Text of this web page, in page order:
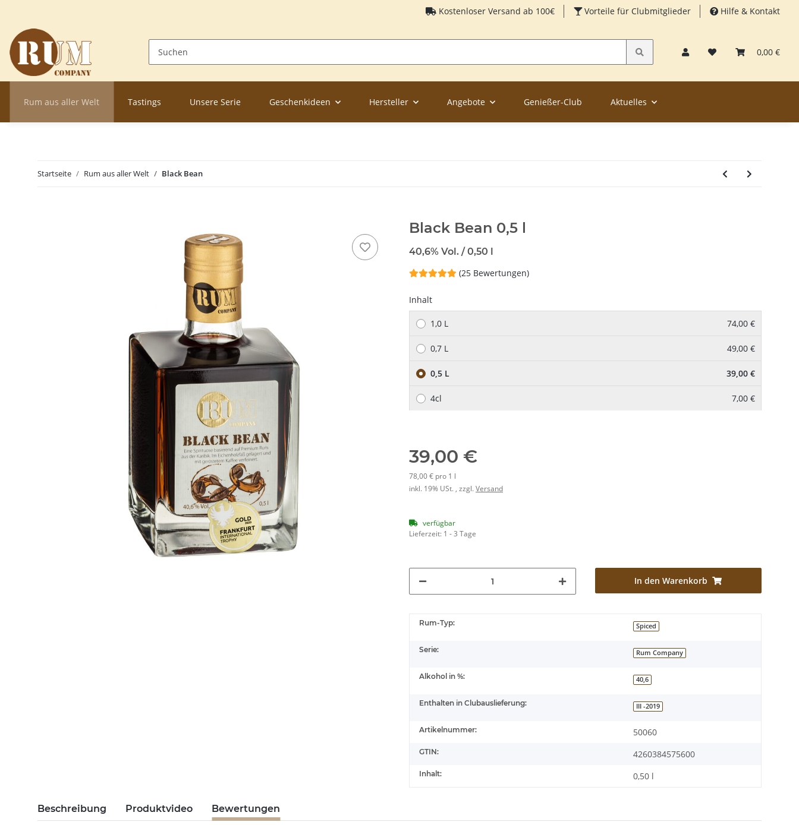
Kostenloser Versand ab 100€ Vorteile für Clubmitglieder Hilfe & Kontakt
0,00 €
Rum aus aller Welt Tastings Unsere Serie Geschenkideen Hersteller Angebote Genießer-Club Aktuelles
Startseite Rum aus aller Welt Black Bean
Black Bean 0,5 l
40,6% Vol. / 0,50 l
(25 Bewertungen)
Inhalt
1,0 L 74,00 €
0,7 L 49,00 €
0,5 L 39,00 €
4cl 7,00 €
39,00 €
78,00 € pro 1 l
inkl. 19% USt. , zzgl.Versand
verfügbar
Lieferzeit: 1 - 3 Tage
In den Warenkorb
Rum-Typ: Spiced
Serie: Rum Company
Alkohol in %: 40,6
Enthalten in Clubauslieferung: III -2019
Artikelnummer: 50060
GTIN: 4260384575600
Inhalt: 0,50 l
Beschreibung Produktvideo Bewertungen